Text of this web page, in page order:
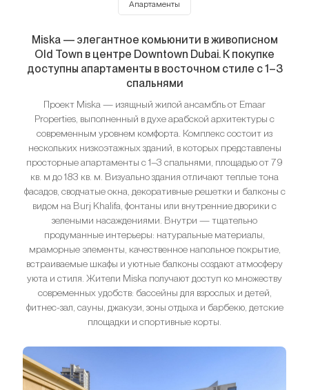
Апартаменты
Miska — элегантное комьюнити в живописном
Old Town в центре Downtown Dubai. К покупке
доступны апартаменты в восточном стиле с 1–3
спальнями
Проект Miska — изящный жилой ансамбль от Emaar
Properties, выполненный в духе арабской архитектуры с
современным уровнем комфорта. Комплекс состоит из
нескольких низкоэтажных зданий, в которых представлены
просторные апартаменты с 1–3 спальнями, площадью от 79
кв. м до 183 кв. м. Визуально здания отличают теплые тона
фасадов, сводчатые окна, декоративные решетки и балконы с
видом на Burj Khalifa, фонтаны или внутренние дворики с
зелеными насаждениями. Внутри — тщательно
продуманные интерьеры: натуральные материалы,
мраморные элементы, качественное напольное покрытие,
встраиваемые шкафы и уютные балконы создают атмосферу
уюта и стиля. Жители Miska получают доступ ко множеству
современных удобств: бассейны для взрослых и детей,
фитнес-зал, сауны, джакузи, зоны отдыха и барбекю, детские
площадки и спортивные корты.